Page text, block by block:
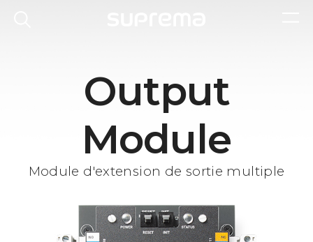
Output
Module
Module d'extension de sortie multiple